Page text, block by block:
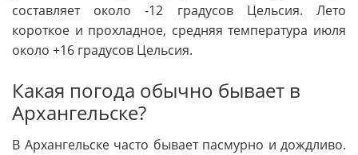
составляет около -12 градусов Цельсия. Лето
короткое и прохладное, средняя температура июля
около +16 градусов Цельсия.
Какая погода обычно бывает в
Архангельске?
В Архангельске часто бывает пасмурно и дождливо.